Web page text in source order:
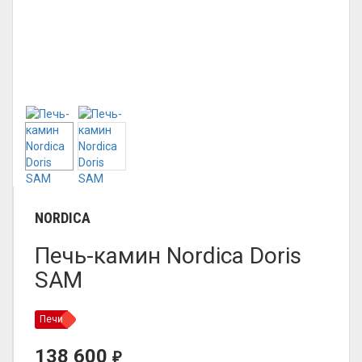
NORDICA
Печь-камин Nordica Doris
SAM
Печи
138 600 ₽